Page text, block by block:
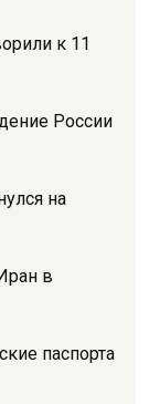
к 11
России
на
в
паспорта